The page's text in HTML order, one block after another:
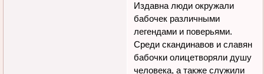
Издавна люди окружали
бабочек различными
легендами и поверьями.
Среди скандинавов и славян
бабочки олицетворяли душу
человека, а также служили